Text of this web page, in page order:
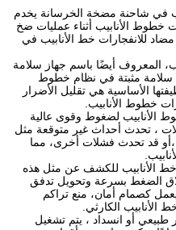
في شاحنة مضخة الخرسانة يخدم
الأنابيب أثناء عمليات ضخ
للانفجارات خط الأنابيب في
المعروف أيضًا باسم جهاز سلامة
سلامة مثبتة في نظام خطوط
الأساسية هي تقليل الأضرار
خطوط الأنابيب.
الأنابيب لضغوط وقوى عالية
، تحدث أحداث غير متوقعة مثل
،أو قد تحدث فشلات أخرى، مما
خط الأنابيب للكشف عن مثل هذه
الضغط بسرعة وتحويل تدفق
كصمام أمان، منع تراكم
الكارثي.
أو انسداد ، يتم تشغيل